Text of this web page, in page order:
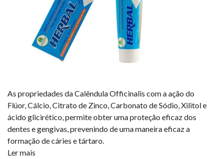
As propriedades da Calêndula Officinalis com a ação do
Flúor, Cálcio, Citrato de Zinco, Carbonato de Sódio, Xilitol e
ácido glicirético, permite obter uma proteção eficaz dos
dentes e gengivas, prevenindo de uma maneira eficaz a
formação de cáries e tártaro.
Ler mais